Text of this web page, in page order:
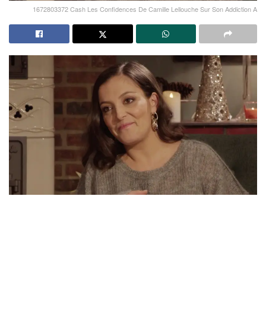
1672803372 Cash Les Confidences De Camille Lellouche Sur Son Addiction A